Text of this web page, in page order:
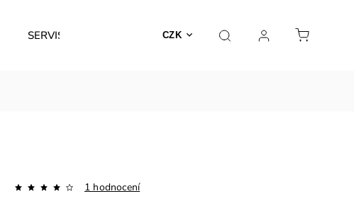
CZK
SERVIS
1 hodnocení